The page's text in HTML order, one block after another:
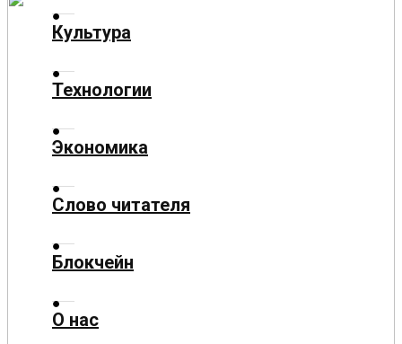
Общество
Политика
Экономика
Слово
Культура
Технологии
Экономика
Слово читателя
Блокчейн
О нас